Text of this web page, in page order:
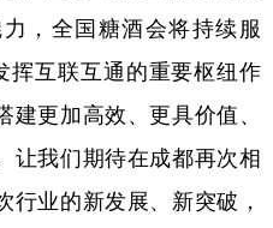
，全国糖酒会将持续服
挥互联互通的重要枢纽作
建更加高效、更具价值、
让我们期待在成都再次相
业的新发展、新突破，